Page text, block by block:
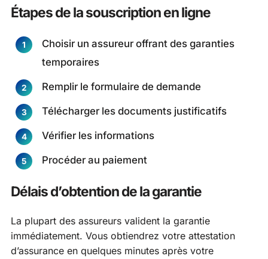
Étapes de la souscription en ligne
Choisir un assureur offrant des garanties
temporaires
Remplir le formulaire de demande
Télécharger les documents justificatifs
Vérifier les informations
Procéder au paiement
Délais d’obtention de la garantie
La plupart des assureurs valident la garantie
immédiatement. Vous obtiendrez votre attestation
d’assurance en quelques minutes après votre